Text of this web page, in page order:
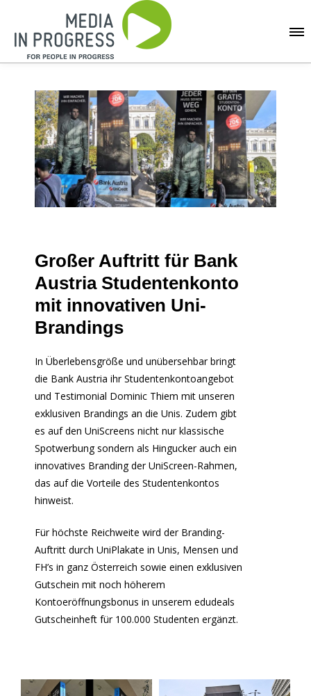
Großer Auftritt für Bank
Austria Studentenkonto
mit innovativen Uni-
Brandings
In Überlebensgröße und unübersehbar bringt
die Bank Austria ihr Studentenkontoangebot
und Testimonial Dominic Thiem mit unseren
exklusiven Brandings an die Unis. Zudem gibt
es auf den UniScreens nicht nur klassische
Spotwerbung sondern als Hingucker auch ein
innovatives Branding der UniScreen-Rahmen,
das auf die Vorteile des Studentenkontos
hinweist.
Für höchste Reichweite wird der Branding-
Auftritt durch UniPlakate in Unis, Mensen und
FH’s in ganz Österreich sowie einen exklusiven
Gutschein mit noch höherem
Kontoeröffnungsbonus in unserem edudeals
Gutscheinheft für 100.000 Studenten ergänzt.